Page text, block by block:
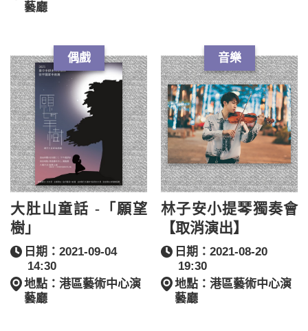
藝廳
偶戲
大肚山童話 -「願望
樹」
日期：2021-09-04
14:30
地點：港區藝術中心演
藝廳
音樂
林子安小提琴獨奏會
【取消演出】
日期：2021-08-20
19:30
地點：港區藝術中心演
藝廳